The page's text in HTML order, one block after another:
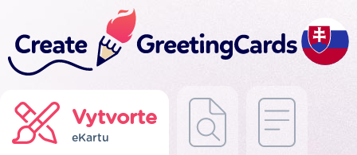
Vytvorte
eKartu